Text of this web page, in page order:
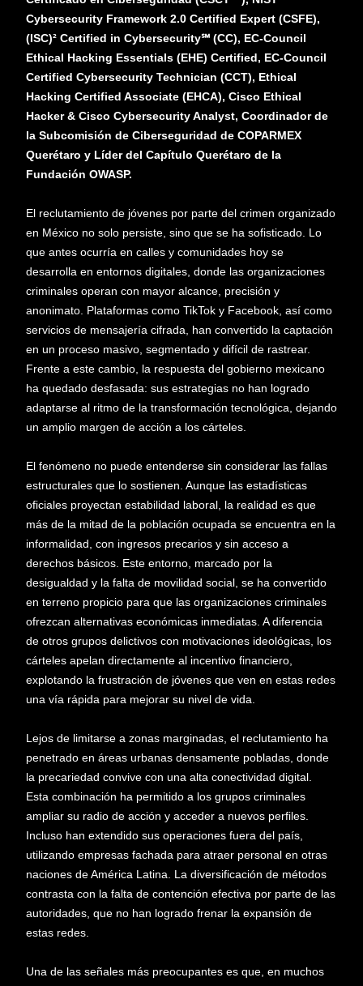
Cybersecurity Framework 2.0 Certified Expert (CSFE),
(ISC)² Certified in Cybersecurity℠ (CC), EC-Council
Ethical Hacking Essentials (EHE) Certified, EC-Council
Certified Cybersecurity Technician (CCT), Ethical
Hacking Certified Associate (EHCA), Cisco Ethical
Hacker & Cisco Cybersecurity Analyst, Coordinador de
la Subcomisión de Ciberseguridad de COPARMEX
Querétaro y Líder del Capítulo Querétaro de la
Fundación OWASP.
El reclutamiento de jóvenes por parte del crimen organizado
en México no solo persiste, sino que se ha sofisticado. Lo
que antes ocurría en calles y comunidades hoy se
desarrolla en entornos digitales, donde las organizaciones
criminales operan con mayor alcance, precisión y
anonimato. Plataformas como TikTok y Facebook, así como
servicios de mensajería cifrada, han convertido la captación
en un proceso masivo, segmentado y difícil de rastrear.
Frente a este cambio, la respuesta del gobierno mexicano
ha quedado desfasada: sus estrategias no han logrado
adaptarse al ritmo de la transformación tecnológica, dejando
un amplio margen de acción a los cárteles.
El fenómeno no puede entenderse sin considerar las fallas
estructurales que lo sostienen. Aunque las estadísticas
oficiales proyectan estabilidad laboral, la realidad es que
más de la mitad de la población ocupada se encuentra en la
informalidad, con ingresos precarios y sin acceso a
derechos básicos. Este entorno, marcado por la
desigualdad y la falta de movilidad social, se ha convertido
en terreno propicio para que las organizaciones criminales
ofrezcan alternativas económicas inmediatas. A diferencia
de otros grupos delictivos con motivaciones ideológicas, los
cárteles apelan directamente al incentivo financiero,
explotando la frustración de jóvenes que ven en estas redes
una vía rápida para mejorar su nivel de vida.
Lejos de limitarse a zonas marginadas, el reclutamiento ha
penetrado en áreas urbanas densamente pobladas, donde
la precariedad convive con una alta conectividad digital.
Esta combinación ha permitido a los grupos criminales
ampliar su radio de acción y acceder a nuevos perfiles.
Incluso han extendido sus operaciones fuera del país,
utilizando empresas fachada para atraer personal en otras
naciones de América Latina. La diversificación de métodos
contrasta con la falta de contención efectiva por parte de las
autoridades, que no han logrado frenar la expansión de
estas redes.
Una de las señales más preocupantes es que, en muchos